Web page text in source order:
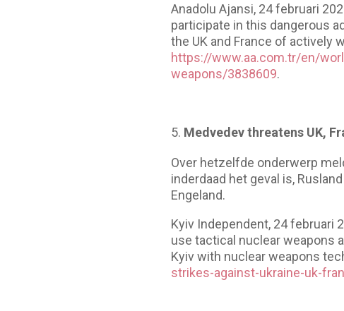
Anadolu Ajansi, 24 februari
participate in this dangerous
the UK and France of actively
https://www.aa.com.tr/en/
weapons/3838609.
Medvedev threatens UK,
Over hetzelfde onderwerp
inderdaad het geval is,
Engeland.
Kyiv Independent, 24 februari
use tactical nuclear weapons
Kyiv with nuclear weapons
strikes-against-ukraine-uk-